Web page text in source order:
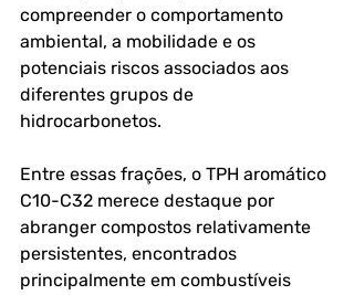
compreender o comportamento
ambiental, a mobilidade e os
potenciais riscos associados aos
diferentes grupos de
hidrocarbonetos.
Entre essas frações, o TPH aromático
C10-C32 merece destaque por
abranger compostos relativamente
persistentes, encontrados
principalmente em combustíveis